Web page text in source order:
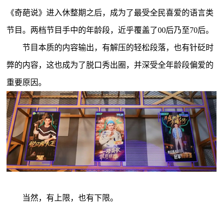
《奇葩说》进入休整期之后，成为了最受全民喜爱的语言类
节目。两档节目手中的年龄段，近乎覆盖了00后乃至70后。
节目本质的内容输出，有解压的轻松段落，也有针砭时
弊的内容，这也成为了脱口秀出圈，并深受全年龄段偏爱的
重要原因。
当然，有上限，也有下限。